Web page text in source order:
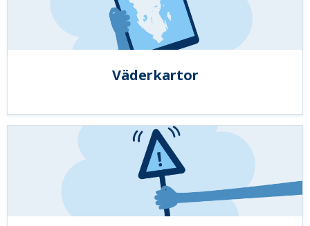
Väderkartor